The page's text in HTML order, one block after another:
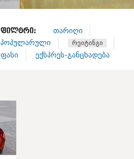
ᲤᲘᲚᲢᲠᲘ:
თარიღი
პოპულარული
რეიტინგი
ფასი ექსპრეს-განცხადება